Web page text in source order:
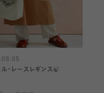
ル・レースレギンス🍃